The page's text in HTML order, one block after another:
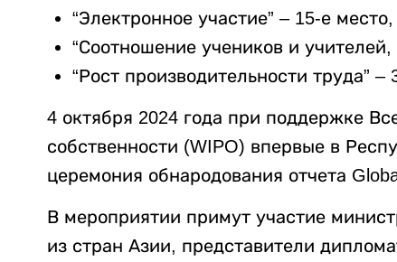
“Электронное участие” – 15-е место,
“Соотношение учеников и
“Рост производительности труда” –
4 октября 2024 года при поддержке
собственности (WIPO) впервые в
церемония обнародования отчета
В мероприятии примут участие
из стран Азии, представители